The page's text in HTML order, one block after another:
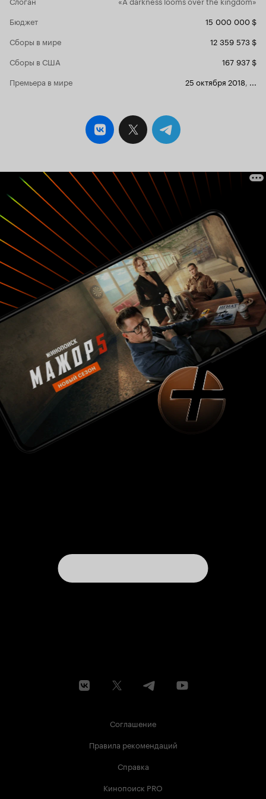
глазах, ведь, как полагается в подобных
поэтому приготовьтесь к самопожертвованию,
основных героев. Отдельно стоит упомянуть
прекрасно проработанный образ главного
антагониста, который реально впечатляет и в
то же время ужасает невероятной силой воли,
своей жестокостью и жаждой власти. Также мне
высокомерного и неприятного принца,
который не желает ни за что и ни за кого
отвечать. Он думает только о себе и о своём
выбор, принимать решения и отвечать за
судьбы различных людей. В фильме главный
герой проходит постепенный и очень важный
этап полноценного перерождения. Из
неприятного самодура герой превращается в
уважаемого лидера, за которым готова идти
вся страна. Кстати, стоит добавить, что в
сюжете помимо серьёзности происходящего
есть и юмористические отступления, которые
на себя взял слуга главного героя. Он
постоянно юморит и на фоне проливающейся
крови выглядит довольно забавным. А что
касается мертвяков, то авторы подошли к
этому вопросу немного оригинально, если так
можно выразиться. Помимо того, что ходячие
бегают, прыгают и даже разговаривают, они
боятся солнечного света, поэтому днем
прячутся в подвалах домов, а ночью выползают
и атакуют дворец. Если честно, что-то
подобное я уже видел в фильме «Я – легенда»,
но это не портит впечатления от просмотра. В
общем, однозначно рекомендую к просмотру
всем любителям зомби и поклонникам
азиатского кинематографа. Приятного
просмотра. 7 из 10
Бюджет
15 000 000 $
Сборы в мире
12 359 573 $
Сборы в США
167 937 $
Премьера в мире
25 октября 2018
Соглашение
Правила рекомендаций
Справка
Кинопоиск PRO